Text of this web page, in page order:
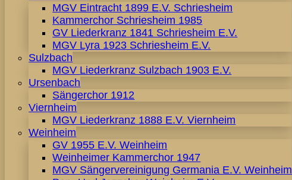
MGV Eintracht 1899 E.V. Schriesheim
Kammerchor Schriesheim 1985
GV Liederkranz 1841 Schriesheim E.V.
MGV Lyra 1923 Schriesheim E.V.
Sulzbach
MGV Liederkranz Sulzbach 1903 E.V.
Ursenbach
Sängerchor 1912
Viernheim
MGV Liederkranz 1888 E.V. Viernheim
Weinheim
GV 1955 E.V. Weinheim
Weinheimer Kammerchor 1947
MGV Sängervereinigung Germania E.V. Weinheim